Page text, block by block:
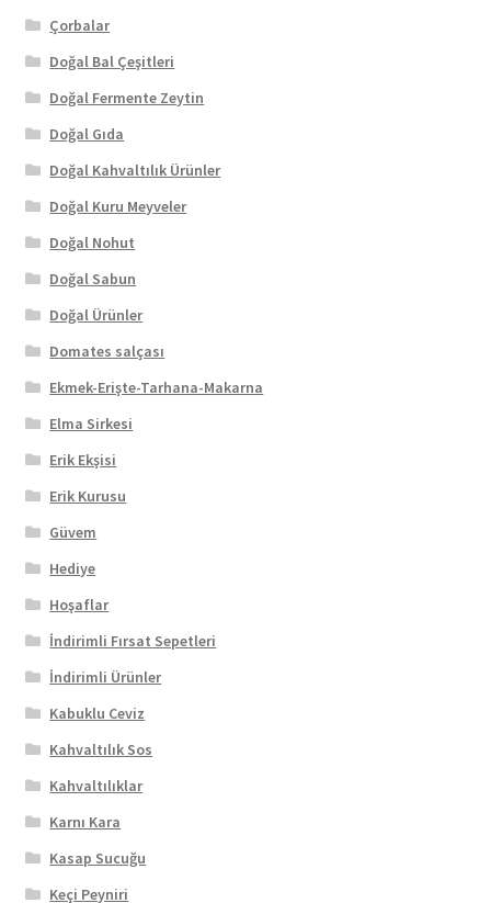
Çorbalar
Doğal Bal Çeşitleri
Doğal Fermente Zeytin
Doğal Gıda
Doğal Kahvaltılık Ürünler
Doğal Kuru Meyveler
Doğal Nohut
Doğal Sabun
Doğal Ürünler
Domates salçası
Ekmek-Erişte-Tarhana-Makarna
Elma Sirkesi
Erik Ekşisi
Erik Kurusu
Güvem
Hediye
Hoşaflar
İndirimli Fırsat Sepetleri
İndirimli Ürünler
Kabuklu Ceviz
Kahvaltılık Sos
Kahvaltılıklar
Karnı Kara
Kasap Sucuğu
Keçi Peyniri